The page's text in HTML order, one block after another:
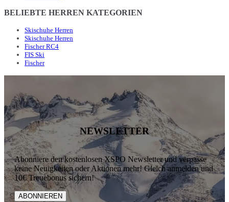
BELIEBTE HERREN KATEGORIEN
Skischuhe Herren
Skischuhe Herren
Fischer RC4
FIS Ski
Fischer
NEWSLETTER
Abonniere den kostenlosen XSPO Newsletter und verpasse
keine Neuigkeiten oder Aktionen mehr! Gleich anmelden und
10€ Treuebonus sichern!
ABONNIEREN